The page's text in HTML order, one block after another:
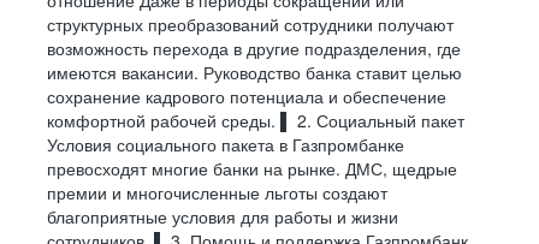
Смотреть все вакансии
Выездные продажи
Выездной представитель банка
ВЛИЯТЬ
Понятная система мотивации: вы всегда
понимаете, какие показатели влияют на результат
и что помогает расти профессионально
и финансово
КОМАНДА, ГДЕ ВАЖЕН ВКЛАД
КАЖДОГО
Ценим инициативу, поддерживаем обмен опытом
и вместе ищем лучшие решения для клиентов
и бизнеса
Backend DB Dev Devops
Инструменты
Swagger
OpenAPI
Async API
REST API
СУБД
Tarantool
Redis
Microsoft SQL Server
Oracle
GreenPlum
Sybase ASE
и многие другие
Инструменты
PostgreSQL
ELK
VictoriaMetrics
Teamcity
HAProxy
Hazelcast
Vector
Библиотеки
Redux
React (16.8+|hooks|)
Платформы
Инструменты
Git
Chrome DevTools
Fiddler/Charles
Bash
Docker
Языки и форматы данных
JSON/JSON SCHEMA
PYTHON
XML/XSD
GROOVY
JAVA
JAVASCRIPT
TYPESCRIPT
структурных преобразований сотрудники получают
возможность перехода в другие подразделения, где
имеются вакансии. Руководство банка ставит целью
сохранение кадрового потенциала и обеспечение
комфортной рабочей среды. ▌ 2. Социальный пакет
Условия социального пакета в Газпромбанке
превосходят многие банки на рынке. ДМС, щедрые
премии и многочисленные льготы создают
благоприятные условия для работы и жизни